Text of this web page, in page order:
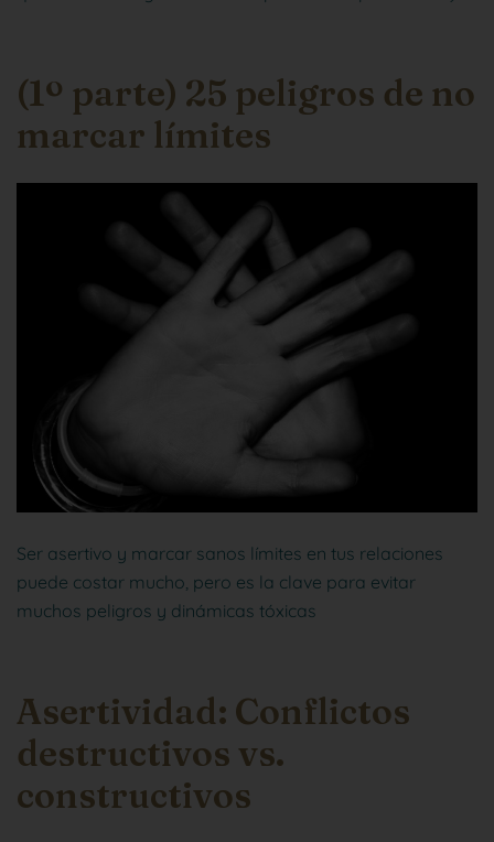
(1º parte) 25 peligros de no
marcar límites
Ser asertivo y marcar sanos límites en tus relaciones
puede costar mucho, pero es la clave para evitar
muchos peligros y dinámicas tóxicas
Asertividad: Conflictos
destructivos vs.
constructivos